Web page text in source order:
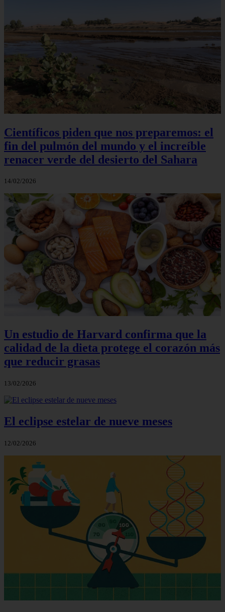
Científicos piden que nos preparemos: el
fin del pulmón del mundo y el increíble
renacer verde del desierto del Sahara
14/02/2026
Un estudio de Harvard confirma que la
calidad de la dieta protege el corazón más
que reducir grasas
13/02/2026
El eclipse estelar de nueve meses
12/02/2026